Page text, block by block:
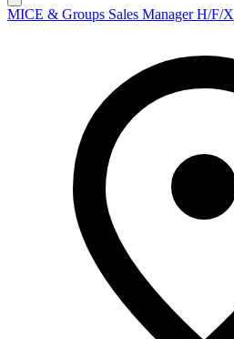
MICE & Groups Sales Manager H/F/X